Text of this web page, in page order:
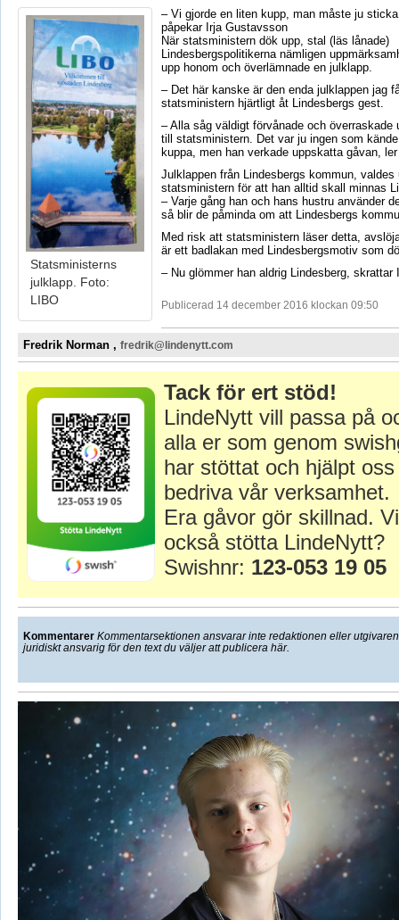
Statsministerns
julklapp. Foto:
LIBO
– Vi gjorde en liten kupp, man måste ju
påpekar Irja Gustavsson
När statsministern dök upp, stal (läs lånade)
Lindesbergspolitikerna nämligen
upp honom och överlämnade en julklapp.
– Det här kanske är den enda julklappen jag
statsministern hjärtligt åt Lindesbergs gest.
– Alla såg väldigt förvånade och överraskade
till statsministern. Det var ju ingen som
kuppa, men han verkade uppskatta gåvan,
Julklappen från Lindesbergs kommun,
statsministern för att han alltid skall minnas
– Varje gång han och hans hustru använder
så blir de påminda om att Lindesbergs
Med risk att statsministern läser detta,
är ett badlakan med Lindesbergsmotiv som
– Nu glömmer han aldrig Lindesberg, skrattar
Publicerad 14 december 2016 klockan 09:50
Fredrik Norman , fredrik@lindenytt.com
Tack för ert stöd!
LindeNytt vill passa på
alla er som genom
har stöttat och hjälpt
bedriva vår verksamhet.
Era gåvor gör skillnad.
också stötta LindeNytt?
Swishnr: 123-053 19 05
Kommentarer Kommentarsektionen ansvarar inte redaktionen eller
juridiskt ansvarig för den text du väljer att publicera här.